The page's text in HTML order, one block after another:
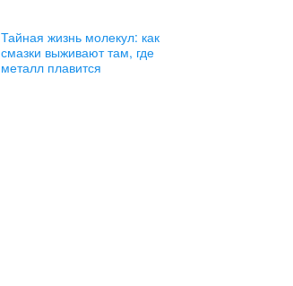
Тайная жизнь молекул: как
смазки выживают там, где
металл плавится